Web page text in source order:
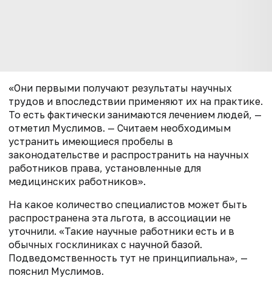
«Они первыми получают результаты научных
трудов и впоследствии применяют их на практике.
То есть фактически занимаются лечением людей, —
отметил Муслимов. — Считаем необходимым
устранить имеющиеся пробелы в
законодательстве и распространить на научных
работников права, установленные для
медицинских работников».
На какое количество специалистов может быть
распространена эта льгота, в ассоциации не
уточнили. «Такие научные работники есть и в
обычных госклиниках с научной базой.
Подведомственность тут не принципиальна», —
пояснил Муслимов.